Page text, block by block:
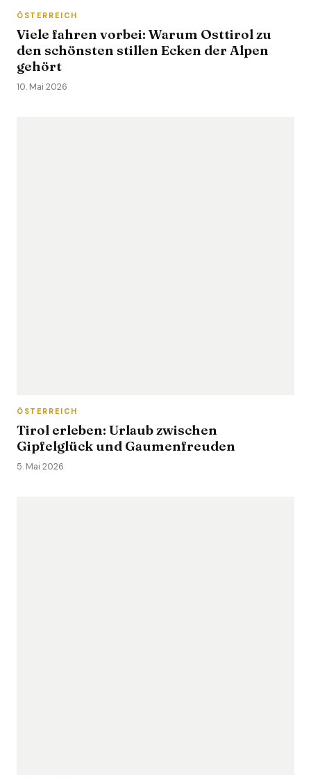
ÖSTERREICH
Viele fahren vorbei: Warum Osttirol zu
den schönsten stillen Ecken der Alpen
gehört
10. Mai 2026
ÖSTERREICH
Tirol erleben: Urlaub zwischen
Gipfelglück und Gaumenfreuden
5. Mai 2026